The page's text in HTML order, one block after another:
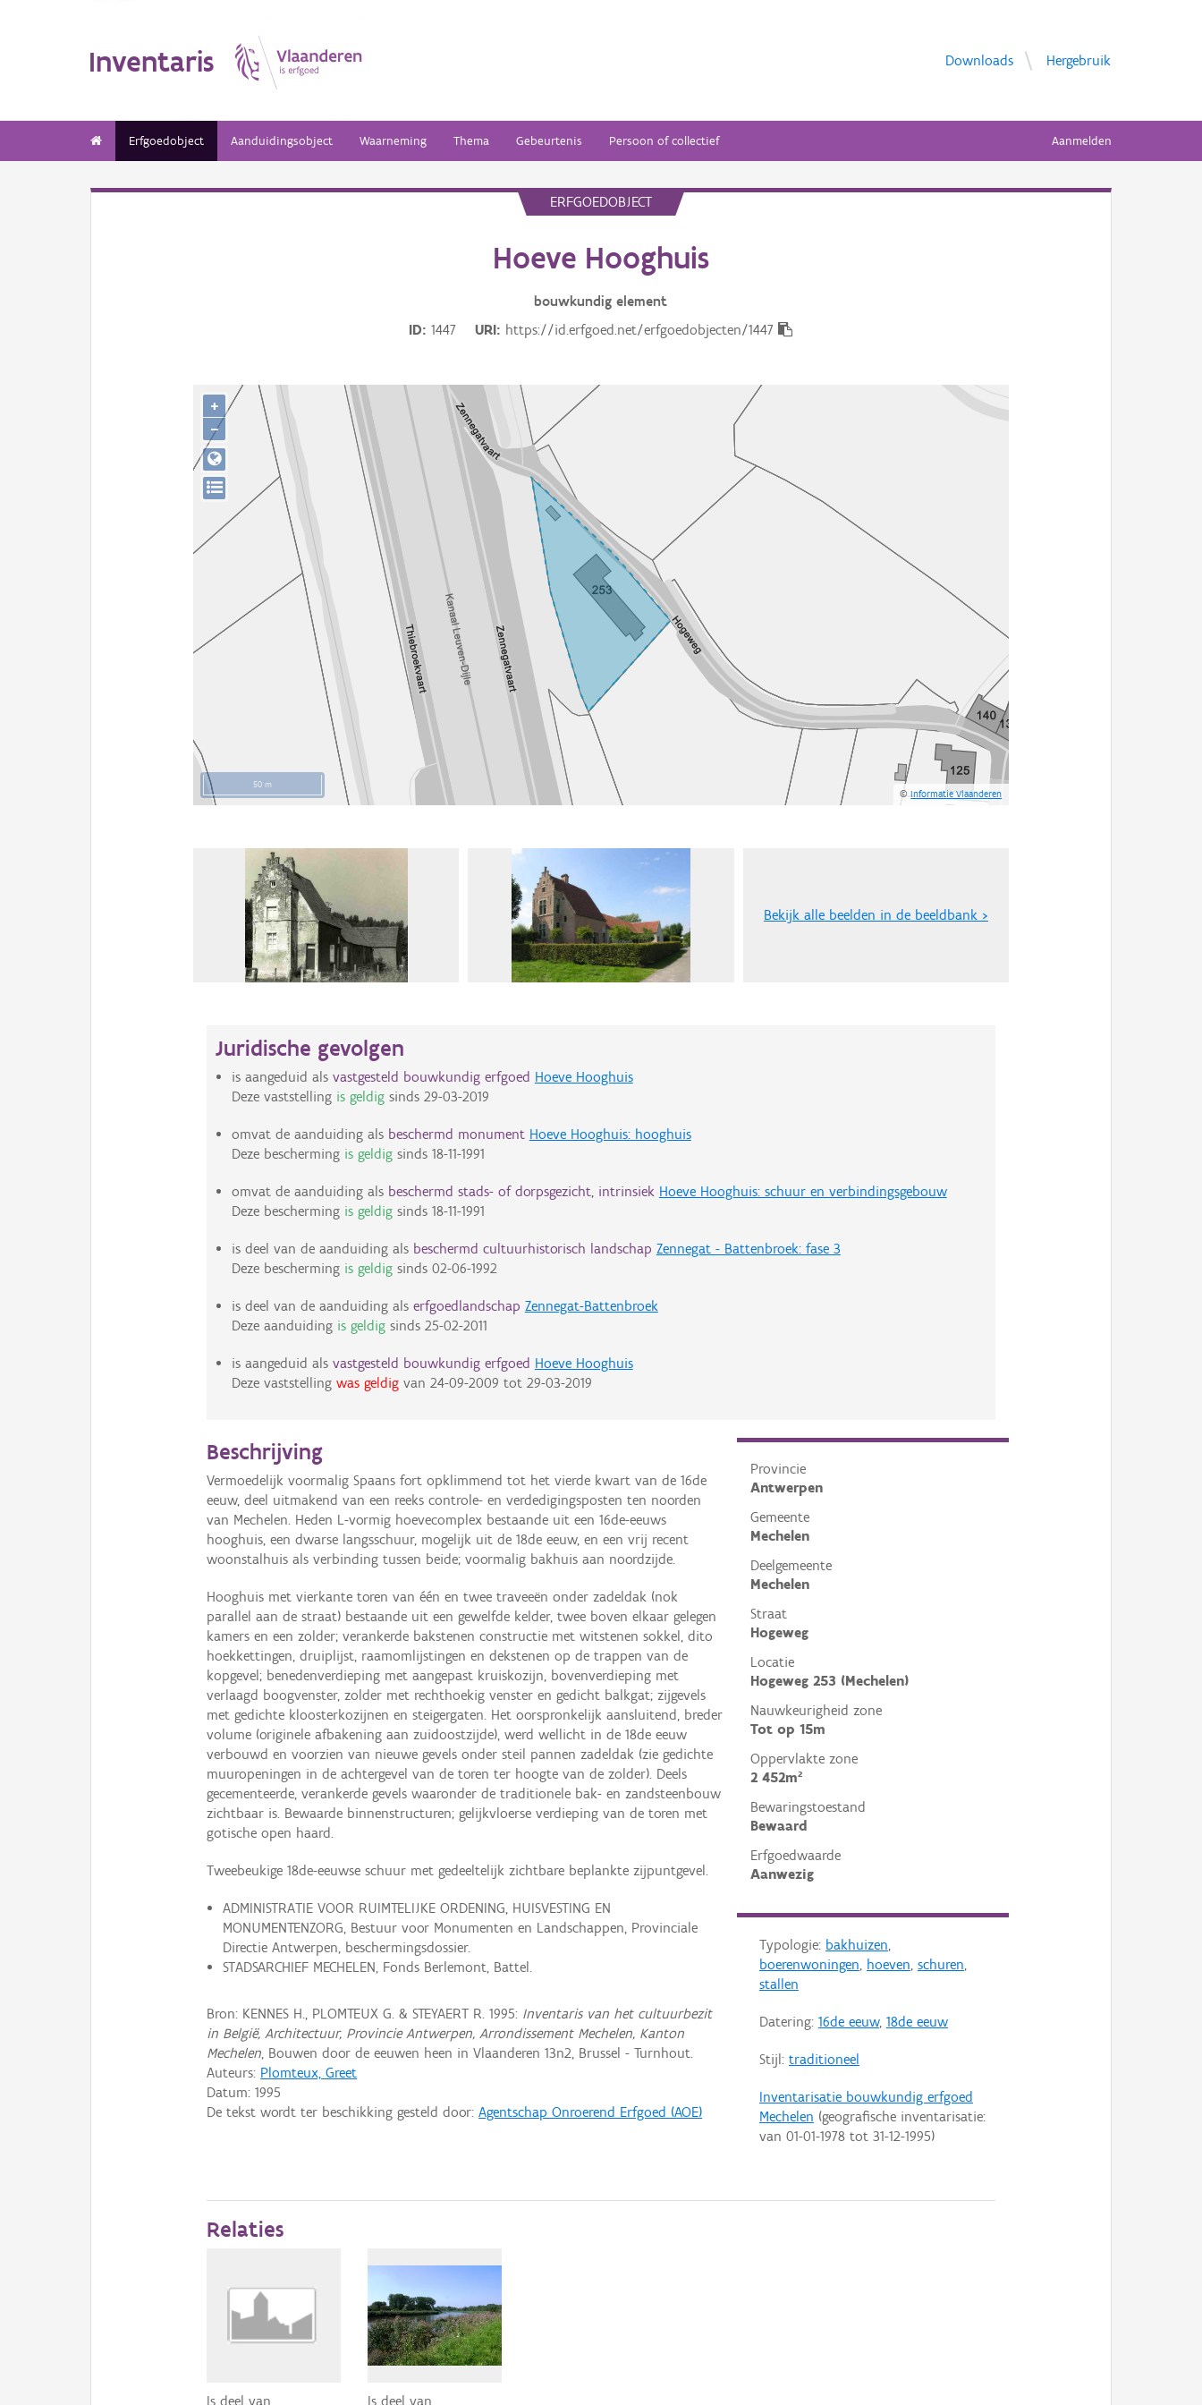
Inventaris Downloads Hergebruik
Erfgoedobject Aanduidingsobject Waarneming Thema Gebeurtenis Persoon of collectief Aanmelden
ERFGOEDOBJECT
Hoeve Hooghuis
bouwkundig element
ID
1447 URI https://id.erfgoed.net/erfgoedobjecten/1447
50 m
©Informatie Vlaanderen
+
−
Bekijk alle beelden in de beeldbank >
Juridische gevolgen
is aangeduid als vastgesteld bouwkundig erfgoed Hoeve Hooghuis
Deze vaststelling is geldigsinds 29-03-2019
omvat de aanduiding als beschermd monument Hoeve Hooghuis: hooghuis
Deze bescherming is geldigsinds 18-11-1991
omvat de aanduiding als beschermd stads- of dorpsgezicht, intrinsiek Hoeve Hooghuis: schuur en verbindingsgebouw
Deze bescherming is geldigsinds 18-11-1991
is deel van de aanduiding als beschermd cultuurhistorisch landschap Zennegat - Battenbroek: fase 3
Deze bescherming is geldigsinds 02-06-1992
is deel van de aanduiding als erfgoedlandschap Zennegat-Battenbroek
Deze aanduiding is geldigsinds 25-02-2011
is aangeduid als vastgesteld bouwkundig erfgoed Hoeve Hooghuis
Deze vaststelling was geldigvan 24-09-2009 tot 29-03-2019
Provincie
Antwerpen
Gemeente
Mechelen
Deelgemeente
Mechelen
Straat
Hogeweg
Locatie
Hogeweg 253 (Mechelen)
Nauwkeurigheid zone
Tot op 15m
Oppervlakte zone
2 452m²
Bewaringstoestand
Bewaard
Erfgoedwaarde
Aanwezig
Typologie: bakhuizen,
boerenwoningen, hoeven, schuren,
stallen
Datering: 16de eeuw, 18de eeuw
Stijl: traditioneel
Inventarisatie bouwkundig erfgoed
Mechelen (geografische inventarisatie:
van 01-01-1978tot 31-12-1995)
Beschrijving
Vermoedelijk voormalig Spaans fort opklimmend tot het vierde kwart van de 16de
eeuw, deel uitmakend van een reeks controle- en verdedigingsposten ten noorden
van Mechelen. Heden L-vormig hoevecomplex bestaande uit een 16de-eeuws
hooghuis, een dwarse langsschuur, mogelijk uit de 18de eeuw, en een vrij recent
woonstalhuis als verbinding tussen beide; voormalig bakhuis aan noordzijde.
Hooghuis met vierkante toren van één en twee traveeën onder zadeldak (nok
parallel aan de straat) bestaande uit een gewelfde kelder, twee boven elkaar gelegen
kamers en een zolder; verankerde bakstenen constructie met witstenen sokkel, dito
hoekkettingen, druiplijst, raamomlijstingen en dekstenen op de trappen van de
kopgevel; benedenverdieping met aangepast kruiskozijn, bovenverdieping met
verlaagd boogvenster, zolder met rechthoekig venster en gedicht balkgat; zijgevels
met gedichte kloosterkozijnen en steigergaten. Het oorspronkelijk aansluitend, breder
volume (originele afbakening aan zuidoostzijde), werd wellicht in de 18de eeuw
verbouwd en voorzien van nieuwe gevels onder steil pannen zadeldak (zie gedichte
muuropeningen in de achtergevel van de toren ter hoogte van de zolder). Deels
gecementeerde, verankerde gevels waaronder de traditionele bak- en zandsteenbouw
zichtbaar is. Bewaarde binnenstructuren; gelijkvloerse verdieping van de toren met
gotische open haard.
Tweebeukige 18de-eeuwse schuur met gedeeltelijk zichtbare beplankte zijpuntgevel.
ADMINISTRATIE VOOR RUIMTELIJKE ORDENING, HUISVESTING EN
MONUMENTENZORG, Bestuur voor Monumenten en Landschappen, Provinciale
Directie Antwerpen, beschermingsdossier.
STADSARCHIEF MECHELEN, Fonds Berlemont, Battel.
Bron: KENNES H., PLOMTEUX G. & STEYAERT R. 1995: Inventaris van het cultuurbezit
in België, Architectuur, Provincie Antwerpen, Arrondissement Mechelen, Kanton
Mechelen, Bouwen door de eeuwen heen in Vlaanderen 13n2, Brussel - Turnhout.
Auteurs: Plomteux, Greet
Datum:1995
De tekst wordt ter beschikking gesteld door:Agentschap Onroerend Erfgoed (AOE)
Relaties
Is deel van Is deel van